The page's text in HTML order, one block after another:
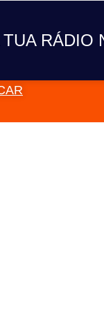
TUA RÁDIO
A TUA